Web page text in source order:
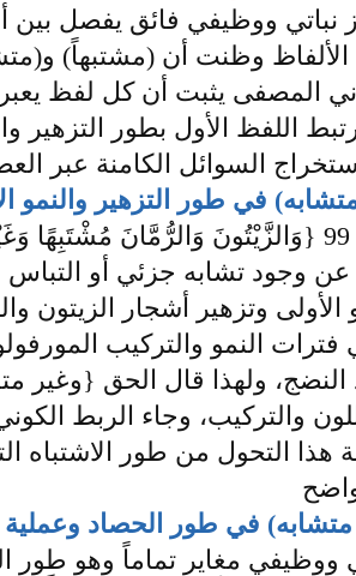
نباتي ووظيفي فائق يفصل بين
وظنت أن (مشتبهاً)
المصفى يثبت أن كل لفظ
اللفظ الأول بطور التزهير
السوائل الكامنة عبر
متشابه) في طور التزهير والنمو
يتجلى الناموس البيولوجي في قوله تعالى في سورة الأنعام آية 99
عن وجود تشابه جزئي أو
وتزهير أشجار الزيتون
فترات النمو والتركيب
النضج، ولهذا قال الحق {وغير
والتركيب، وجاء الربط
هذا التحول من طور الاشتباه
متشابه) في طور الحصاد
سورة الأنعام 141 إلى طور هندسي ووظيفي مغاير